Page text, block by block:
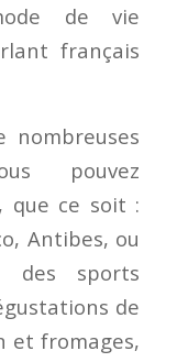
de vie
français
nombreuses
pouvez
que ce soit :
Antibes, ou
des sports
de
et fromages,